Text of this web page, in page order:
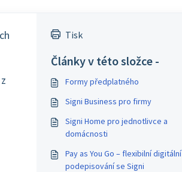
Tisk
Články v této složce -
Formy předplatného
Signi Business pro firmy
Signi Home pro jednotlivce a
domácnosti
Pay as You Go – flexibilní digitální
podepisování se Signi